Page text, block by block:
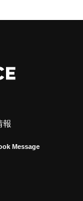
報
Message